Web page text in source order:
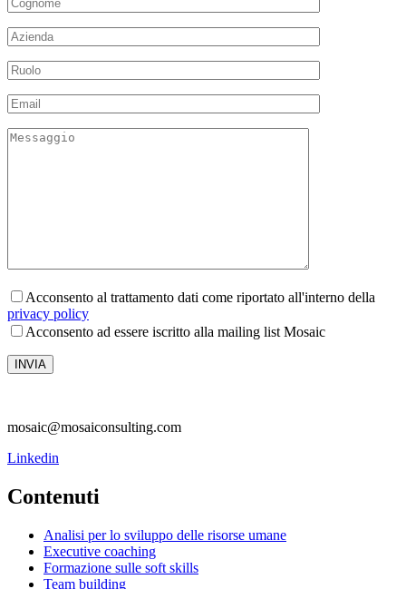
Acconsento al trattamento dati come riportato all'interno della
privacy policy
Acconsento ad essere iscritto alla mailing list Mosaic
mosaic@mosaiconsulting.com
Linkedin
Contenuti
Analisi per lo sviluppo delle risorse umane
Executive coaching
Formazione sulle soft skills
Team building